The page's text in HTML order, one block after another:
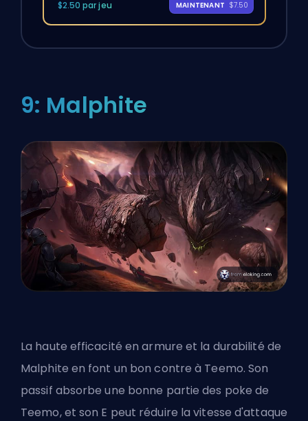
$2.50 par jeu
MAINTENANT $7.50
9: Malphite
La haute efficacité en armure et la durabilité de
Malphite en font un bon contre à Teemo. Son
passif absorbe une bonne partie des poke de
Teemo, et son E peut réduire la vitesse d'attaque